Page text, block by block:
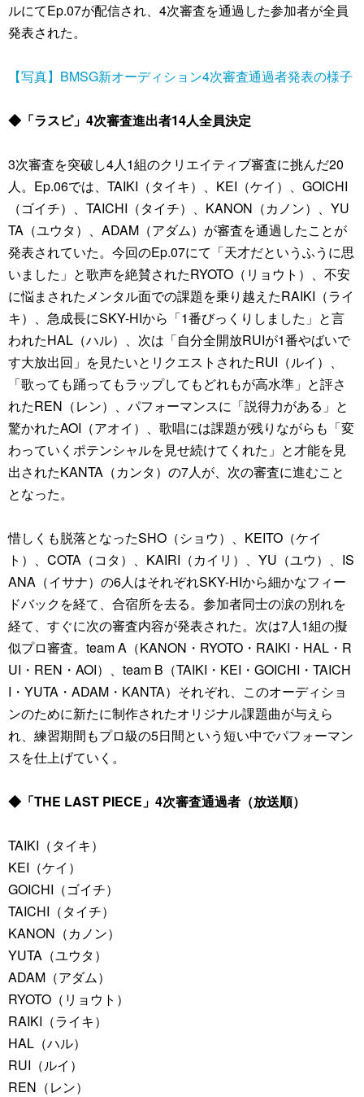
ルにてEp.07が配信され、4次審査を通過した参加者が全員
発表された。
【写真】BMSG新オーディション4次審査通過者発表の様子
◆「ラスピ」4次審査進出者14人全員決定
3次審査を突破し4人1組のクリエイティブ審査に挑んだ20
人。Ep.06では、TAIKI（タイキ）、KEI（ケイ）、GOICHI
（ゴイチ）、TAICHI（タイチ）、KANON（カノン）、YU
TA（ユウタ）、ADAM（アダム）が審査を通過したことが
発表されていた。今回のEp.07にて「天才だというふうに思
いました」と歌声を絶賛されたRYOTO（リョウト）、不安
に悩まされたメンタル面での課題を乗り越えたRAIKI（ライ
キ）、急成長にSKY-HIから「1番びっくりしました」と言
われたHAL（ハル）、次は「自分全開放RUIが1番やばいで
す大放出回」を見たいとリクエストされたRUI（ルイ）、
「歌っても踊ってもラップしてもどれもが高水準」と評さ
れたREN（レン）、パフォーマンスに「説得力がある」と
驚かれたAOI（アオイ）、歌唱には課題が残りながらも「変
わっていくポテンシャルを見せ続けてくれた」と才能を見
出されたKANTA（カンタ）の7人が、次の審査に進むこと
となった。
惜しくも脱落となったSHO（ショウ）、KEITO（ケイ
ト）、COTA（コタ）、KAIRI（カイリ）、YU（ユウ）、IS
ANA（イサナ）の6人はそれぞれSKY-HIから細かなフィー
ドバックを経て、合宿所を去る。参加者同士の涙の別れを
経て、すぐに次の審査内容が発表された。次は7人1組の擬
似プロ審査。team A（KANON・RYOTO・RAIKI・HAL・R
UI・REN・AOI）、team B（TAIKI・KEI・GOICHI・TAICH
I・YUTA・ADAM・KANTA）それぞれ、このオーディショ
ンのために新たに制作されたオリジナル課題曲が与えら
れ、練習期間もプロ級の5日間という短い中でパフォーマン
スを仕上げていく。
◆「THE LAST PIECE」4次審査通過者（放送順）
TAIKI（タイキ）
KEI（ケイ）
GOICHI（ゴイチ）
TAICHI（タイチ）
KANON（カノン）
YUTA（ユウタ）
ADAM（アダム）
RYOTO（リョウト）
RAIKI（ライキ）
HAL（ハル）
RUI（ルイ）
REN（レン）